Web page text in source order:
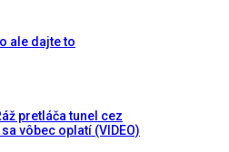
ale dajte to
pretláča tunel cez
vôbec oplatí (VIDEO)